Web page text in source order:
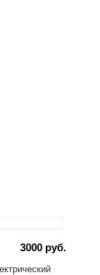
3000 руб.